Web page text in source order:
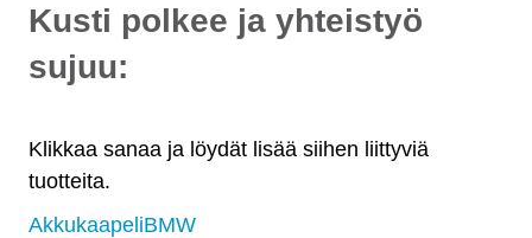
Klikkaa sanaa ja löydät lisää siihen liittyviä
tuotteita.
AkkukaapeliBMW
Kusti polkee ja yhteistyö
sujuu: